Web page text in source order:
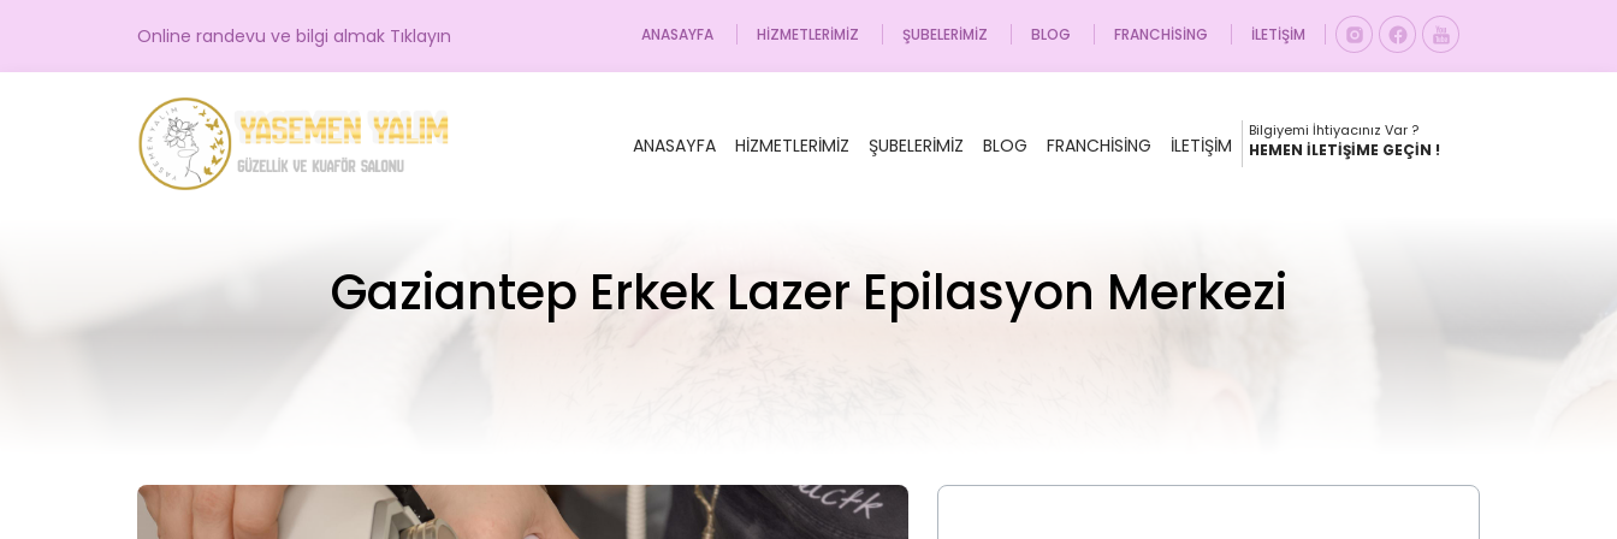
Online randevu ve bilgi almak Tıklayın ANASAYFA HIZMETLERIMIZ ŞUBELERIMIZ BLOG FRANCHISING İLETIŞIM
ANASAYFA HIZMETLERIMIZ ŞUBELERIMIZ BLOG FRANCHISING İLETIŞIM
Bilgiyemi İhtiyacınız Var ?
HEMEN İLETIŞIME GEÇIN !
Gaziantep Erkek Lazer Epilasyon Merkezi